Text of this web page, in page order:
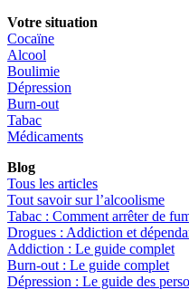
Votre situation
Cocaïne
Alcool
Boulimie
Dépression
Burn-out
Tabac
Médicaments
Blog
Tous les articles
Tout savoir sur l’alcoolisme
Tabac : Comment arrêter de
Drogues : Addiction et
Addiction : Le guide complet
Burn-out : Le guide complet
Dépression : Le guide des